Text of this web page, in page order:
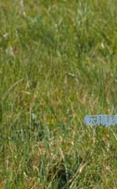
転職